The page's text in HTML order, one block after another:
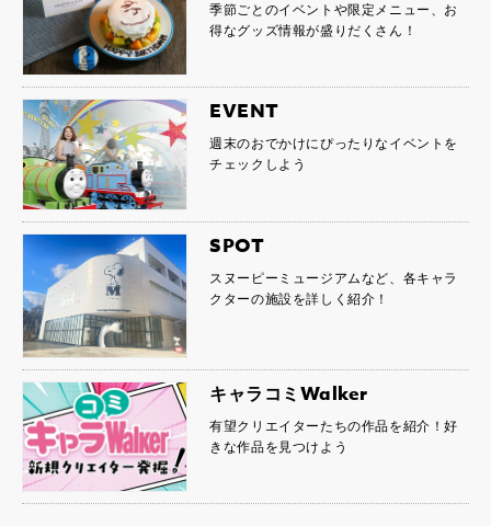
季節ごとのイベントや限定メニュー、お
得なグッズ情報が盛りだくさん！
EVENT
週末のおでかけにぴったりなイベントを
チェックしよう
SPOT
スヌーピーミュージアムなど、各キャラ
クターの施設を詳しく紹介！
キャラコミWalker
有望クリエイターたちの作品を紹介！好
きな作品を見つけよう